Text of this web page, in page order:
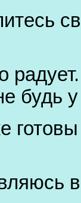
будь